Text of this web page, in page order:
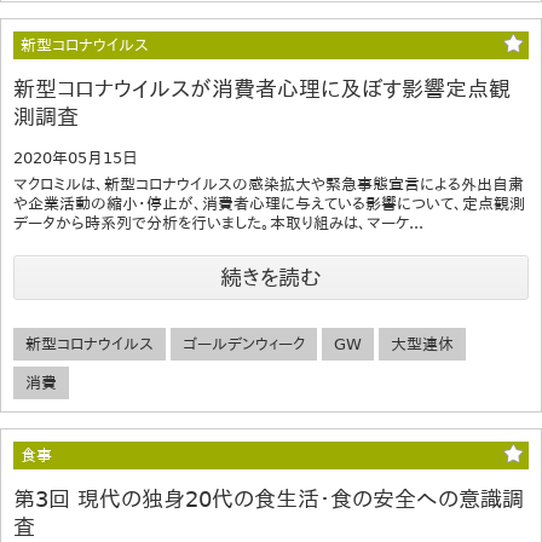
新型コロナウイルス
新型コロナウイルスが消費者心理に及ぼす影響定点観
測調査
2020年05月15日
マクロミルは、新型コロナウイルスの感染拡大や緊急事態宣言による外出自粛
や企業活動の縮小・停止が、消費者心理に与えている影響について、定点観測
データから時系列で分析を行いました。本取り組みは、マーケ...
続きを読む
新型コロナウイルス ゴールデンウィーク GW 大型連休
消費
食事
第3回 現代の独身20代の食生活・食の安全への意識調
査